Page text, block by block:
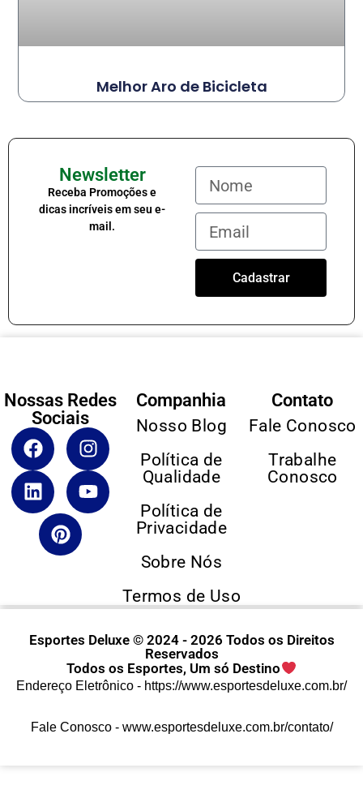
Melhor Aro de Bicicleta
Newsletter
Receba Promoções e
dicas incríveis em seu e-
mail.
Cadastrar
Nossas Redes
Sociais
Companhia
Nosso Blog
Política de
Qualidade
Política de
Privacidade
Sobre Nós
Termos de Uso
Contato
Fale Conosco
Trabalhe
Conosco
Esportes Deluxe © 2024 - 2026 Todos os Direitos
Reservados
Todos os Esportes, Um só Destino
Endereço Eletrônico - https://www.esportesdeluxe.com.br/
Fale Conosco - www.esportesdeluxe.com.br/contato/